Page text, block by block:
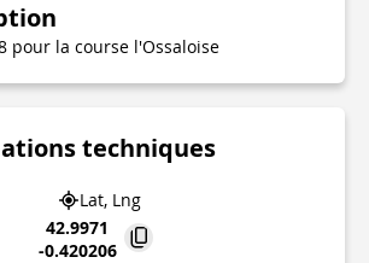
pour la course l'Ossaloise
techniques
Lat, Lng
42.9971
-0.420206